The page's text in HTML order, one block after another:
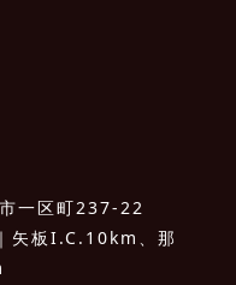
一区町237-22
矢板I.C.10km、那